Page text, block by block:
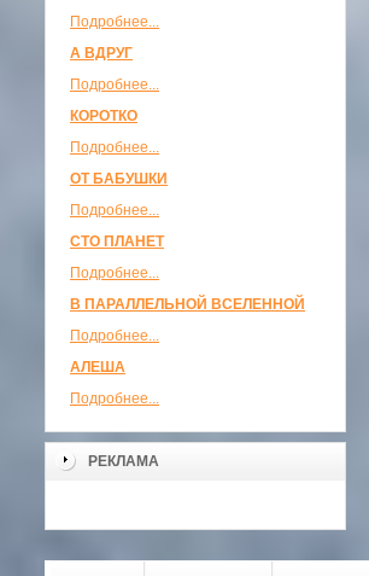
Подробнее...
А ВДРУГ
Подробнее...
КОРОТКО
Подробнее...
ОТ БАБУШКИ
Подробнее...
СТО ПЛАНЕТ
Подробнее...
В ПАРАЛЛЕЛЬНОЙ ВСЕЛЕННОЙ
Подробнее...
АЛЕША
Подробнее...
РЕКЛАМА